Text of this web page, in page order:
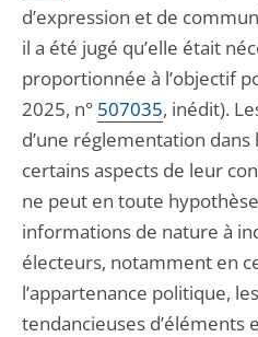
d’expression et de
il a été jugé qu’elle était
proportionnée à l’objectif
2025, n° 507035, inédit).
d’une réglementation
certains aspects de leur
ne peut en toute
informations de nature à
électeurs, notamment en
l’appartenance politique,
tendancieuses d’éléments